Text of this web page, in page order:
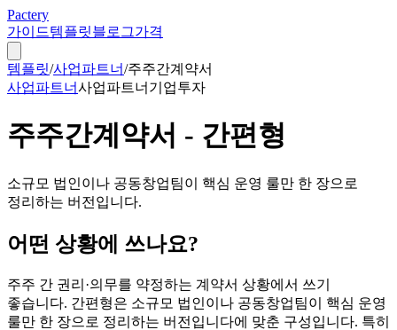
Pactery
가이드템플릿블로그가격
템플릿/사업파트너/주주간계약서
사업파트너사업파트너 기업투자
주주간계약서 - 간편형
소규모 법인이나 공동창업팀이 핵심 운영 룰만 한 장으로
정리하는 버전입니다.
어떤 상황에 쓰나요?
주주 간 권리·의무를 약정하는 계약서 상황에서 쓰기
좋습니다. 간편형은 소규모 법인이나 공동창업팀이 핵심 운영
룰만 한 장으로 정리하는 버전입니다에 맞춘 구성입니다. 특히